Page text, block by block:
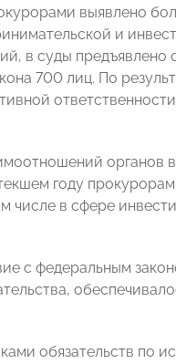
выявлено
и
в суды предъявлено
700 лиц. По
органов
году
числе в сфере
с федеральным
обязательств по